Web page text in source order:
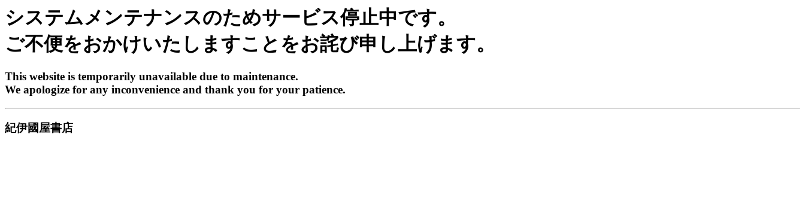
システムメンテナンスのためサービス停止中です。
ご不便をおかけいたしますことをお詫び申し上げます。
This website is temporarily unavailable due to maintenance.
We apologize for any inconvenience and thank you for your patience.
紀伊國屋書店